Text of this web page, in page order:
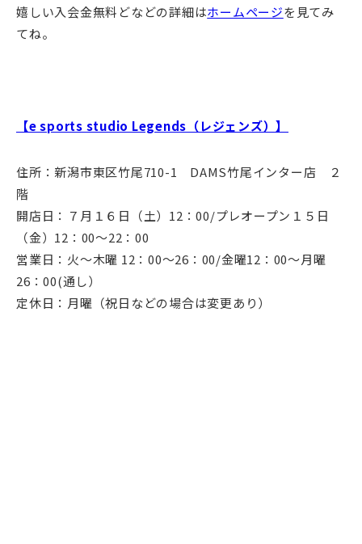
嬉しい入会金無料どなどの詳細はホームページを見てみ
てね。
【e sports studio Legends（レジェンズ）】
住所：新潟市東区竹尾710-1 DAMS竹尾インター店 ２
階
開店日：７月１６日（土）12：00/プレオープン１５日
（金）12：00～22：00
営業日：火～木曜 12：00～26：00/金曜12：00～月曜
26：00(通し）
定休日：月曜（祝日などの場合は変更あり）